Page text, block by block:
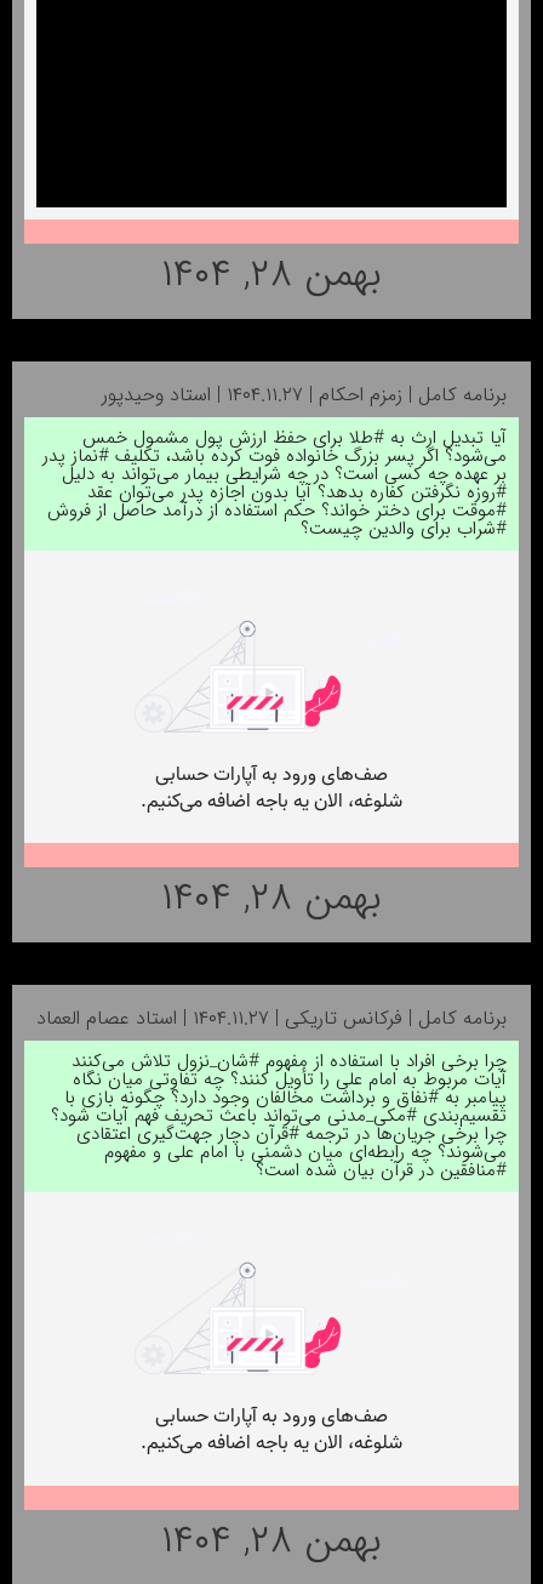
بهمن ۲۸, ۱۴۰۴
برنامه کامل | زمزم احکام | ۱۴۰۴.۱۱.۲۷ | استاد وحیدپور
آیا تبدیل ارث به #طلا برای حفظ ارزش پول مشمول خمس
می‌شود؟ اگر پسر بزرگ خانواده فوت کرده باشد، تکلیف #نماز پدر
بر عهده چه کسی است؟ در چه شرایطی بیمار می‌تواند به دلیل
#روزه نگرفتن کفاره بدهد؟ آیا بدون اجازه پدر می‌توان عقد
#موقت برای دختر خواند؟ حکم استفاده از درآمد حاصل از فروش
#شراب برای والدین چیست؟
بهمن ۲۸, ۱۴۰۴
برنامه کامل | فرکانس تاریکی | ۱۴۰۴.۱۱.۲۷ | استاد عصام العماد
چرا برخی افراد با استفاده از مفهوم #شان_نزول تلاش می‌کنند
آیات مربوط به امام علی را تأویل کنند؟ چه تفاوتی میان نگاه
پیامبر به #نفاق و برداشت مخالفان وجود دارد؟ چگونه بازی با
تقسیم‌بندی #مکی_مدنی می‌تواند باعث تحریف فهم آیات شود؟
چرا برخی جریان‌ها در ترجمه #قرآن دچار جهت‌گیری اعتقادی
می‌شوند؟ چه رابطه‌ای میان دشمنی با امام علی و مفهوم
#منافقین در قرآن بیان شده است؟
بهمن ۲۸, ۱۴۰۴